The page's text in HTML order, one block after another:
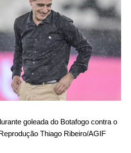
goleada do Botafogo contra o
Thiago Ribeiro/AGIF